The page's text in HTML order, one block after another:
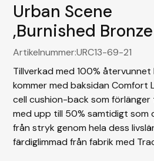
Urban Scene
,Burnished Bronze
Artikelnummer:URC13-69-21
Tillverkad med 100%
kommer med baksidan Comfort
cell cushion-back som
med upp till 50% samtidigt som
från stryk genom hela dess
färdiglimmad från fabrik med